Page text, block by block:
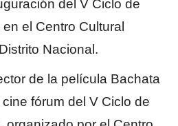
del V Ciclo de
el Centro Cultural
Nacional.
de la película Bachata
fórum del V Ciclo de